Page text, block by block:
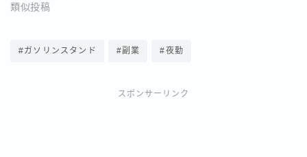
類似投稿
#ガソリンスタンド #副業 #夜勤
スポンサーリンク